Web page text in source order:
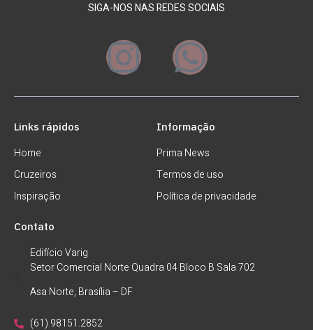
SIGA-NOS NAS REDES SOCIAIS
Links rápidos
Home
Cruzeiros
Inspiração
Informação
Prima News
Termos de uso
Política de privacidade
Contato
Edifício Varig
Setor Comercial Norte Quadra 04 Bloco B Sala 702
Asa Norte, Brasília – DF
(61) 98151.2852